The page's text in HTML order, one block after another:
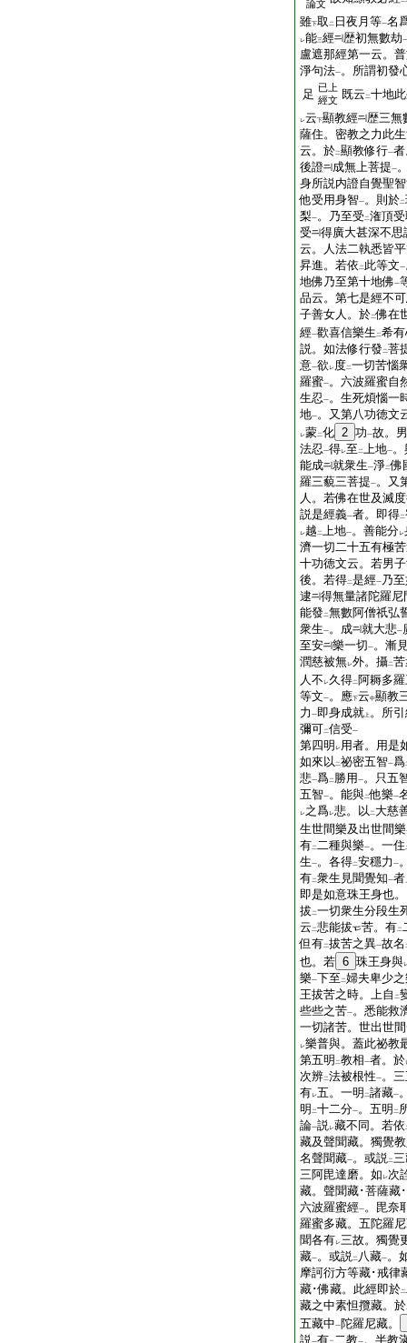
論文
雖下取 二 日夜月等一名
レ能三經 歴初無數劫一
盧遮那經第一云。
淨句法一。所謂初發
足 已上
經文 既云 二十地
レ云下顯教經
歴三無
薩住。密教之力此
云。於二顯教修行一
後證
成無上菩提一
身所説内證自覺聖
他受用身智一。則於二
梨一。乃至受 二潅頂
受
得廣大甚深不思
云。人法二執悉皆
昇進。若依 二 此等文一
地佛乃至第十地佛一
品云。第七是經不
子善女人。於二佛在
經一歡喜信樂生 二希
説。如法修行發 二菩
意一欲 レ度二一切苦惱
羅蜜一。六波羅蜜自
生忍一。生死煩惱一
地一。又第八功徳文
レ蒙二化 2 功一故。
法忍一得レ至 二上地一。
能成
就衆生一淨二佛
羅三藐三菩提一。又
人。若佛在世及滅
説是經義一者。即得二
レ越 二上地一。善能分レ
濟一切二十五有極
十功徳文云。若男
後。若得二是經一 乃
逮
得無量諸陀羅尼
能發 二無數阿僧祇弘
衆生一。成 就大悲一
至安
樂一切一。漸
潤慈被無レ外。攝二
人不 レ久得二 阿耨多
等文一。應下云中顯教
力 一即身成就 上 。所
彌可二信受一
第四明 レ用者。用是
如來以 二祕密五智一爲
悲一爲二 勝用 一。只五
五智一。能與二他樂一
レ之爲レ悲。以 二 大慈
生世間樂及出世間樂
有二二種與樂一。一住
生一。各得二安穩力 一
有二衆生見聞覺知一者
即是如意珠王身也
拔 二一切衆生分段生
云 二悲能拔 苦。有二
但有二拔苦之異一故名
也。若 6 珠王身與
樂一下至 二婦夫卑少
王拔苦之時。上自 二
些些之苦一。悉能救
一切諸苦。世出世
レ樂普與。蓋此祕教
第五明 二教相一者。於
次辨二法被根性一。
有レ五。一明 二諸藏一
明 二十二分一。五明 二
論一説レ藏不同。若依
藏及聲聞藏。獨覺
名聲聞藏一。或説二
三阿毘達磨。如 レ次
藏。聲聞藏･菩薩藏
六波羅蜜經一。毘奈
羅蜜多藏。五陀羅
聞各有レ三故。獨覺
藏一。或説二 八藏一。
摩訶衍方等藏･戒律
藏･佛藏。此經即於二
藏之中素怛攬藏。於
五藏中一陀羅尼藏。
説 有 二教 。半教